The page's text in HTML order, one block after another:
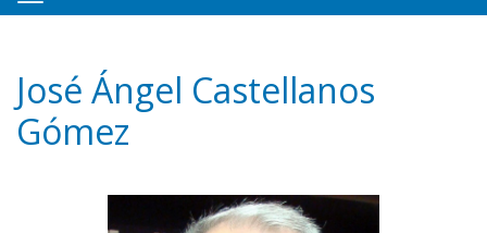
José Ángel Castellanos
Gómez